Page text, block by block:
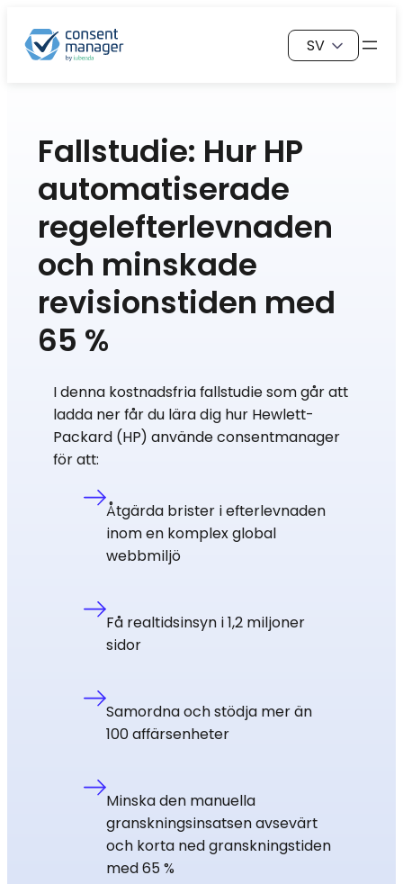
innehåll
Välj
ett
Fallstudie: Hur HP
automatiserade
regelefterlevnaden
och minskade
revisionstiden med
65 %
I denna kostnadsfria fallstudie som går att
ladda ner får du lära dig hur Hewlett-
Packard (HP) använde consentmanager
för att:
Åtgärda brister i efterlevnaden
inom en komplex global
webbmiljö
Få realtidsinsyn i 1,2 miljoner
sidor
Samordna och stödja mer än
100 affärsenheter
Minska den manuella
granskningsinsatsen avsevärt
och korta ned granskningstiden
med 65 %